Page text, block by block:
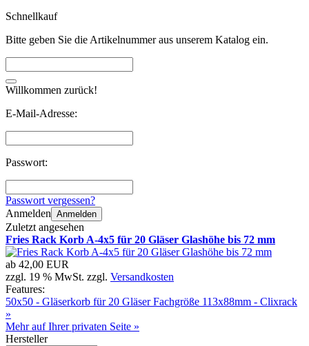
Schnellkauf
Bitte geben Sie die Artikelnummer aus unserem Katalog ein.
Willkommen zurück!
E-Mail-Adresse:
Passwort:
Passwort vergessen?
Anmelden Anmelden
Zuletzt angesehen
Fries Rack Korb A-4x5 für 20 Gläser Glashöhe bis 72 mm
ab 42,00 EUR
zzgl. 19 % MwSt. zzgl. Versandkosten
Features:
50x50 - Gläserkorb für 20 Gläser Fachgröße 113x88mm - Clixrack
»
Mehr auf Ihrer privaten Seite »
Hersteller